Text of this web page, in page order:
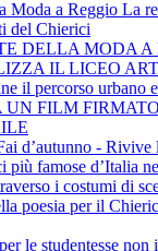
Moda a Reggio La
del Chierici
DELLA MODA A
IL LICEO
il percorso urbano
FILM
d’autunno - Rivive
più famose d’Italia
i costumi di
poesia per il
le studentesse